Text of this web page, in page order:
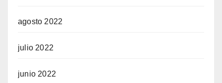
agosto 2022
julio 2022
junio 2022